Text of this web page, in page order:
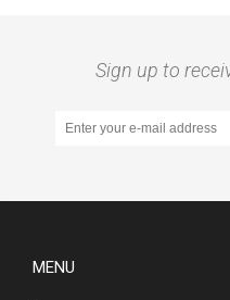
Sign up to
MENU